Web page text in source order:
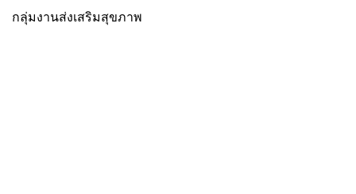
กลุ่มงานส่งเสริมสุขภาพ